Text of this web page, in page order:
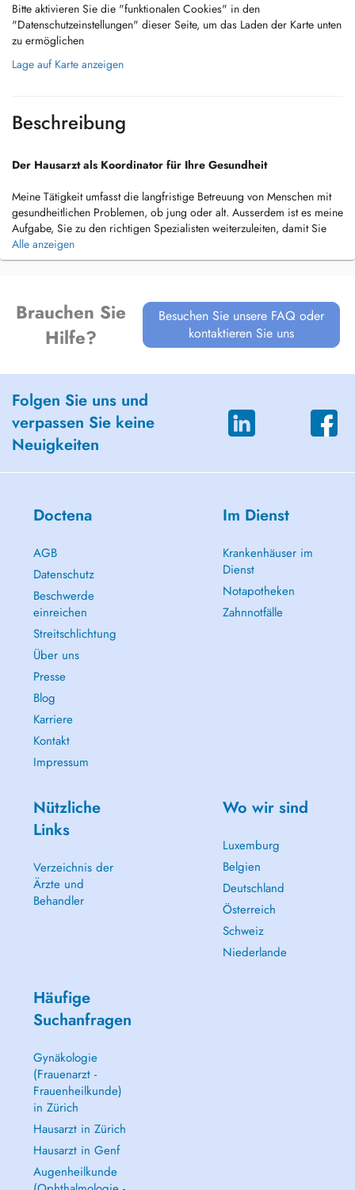
Bitte aktivieren Sie die "funktionalen Cookies" in den
"Datenschutzeinstellungen" dieser Seite, um das Laden der Karte unten
zu ermöglichen
Lage auf Karte anzeigen
Beschreibung
Der Hausarzt als Koordinator für Ihre Gesundheit
Meine Tätigkeit umfasst die langfristige Betreuung von Menschen mit
gesundheitlichen Problemen, ob jung oder alt. Ausserdem ist es meine
Aufgabe, Sie zu den richtigen Spezialisten weiterzuleiten, damit Sie
schnell und direkt die adäquate fachmedizinische Hilfe erhalten. Ich
biete außerdem Fahrtauglichkeitsuntersuchungen für Seniorinnen und
Ich bin mit Leib und Seele Hausarzt und freue mich, Sie kennen zu
lernen und Kontinuität mit einer sehr guten medizinischen Qualität, wie
Sie es von Dr.med. Peter Cunier gewohnt sind, weiterhin zu
- Praxislabor
- Praxisröntgen demnächst
- Kleinchirurgische Eingriffe (Wundversorgungen,
- Kleine Lungenfunktionsprüfung
- Reiseberatung
- Praxisapotheke: Medikamente bequem bei der Konsultation oder auf
Bestellung
- Behandlung von chronischen Krankheiten und Schmerzen
- Fahreignungsuntersuchungen
Alle anzeigen
Brauchen Sie
Hilfe?
Besuchen Sie unsere FAQ oder
kontaktieren Sie uns
Folgen Sie uns und
verpassen Sie keine
Neuigkeiten
Doctena
AGB
Datenschutz
Beschwerde
einreichen
Streitschlichtung
Über uns
Presse
Blog
Karriere
Kontakt
Impressum
Im Dienst
Krankenhäuser im
Dienst
Notapotheken
Zahnnotfälle
Nützliche
Links
Verzeichnis der
Ärzte und
Behandler
Wo wir sind
Luxemburg
Belgien
Deutschland
Österreich
Schweiz
Niederlande
Häufige
Suchanfragen
Gynäkologie
(Frauenarzt -
Frauenheilkunde)
in Zürich
Hausarzt in Zürich
Hausarzt in Genf
Augenheilkunde